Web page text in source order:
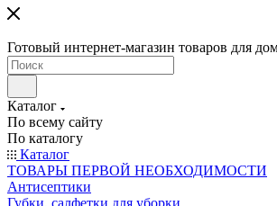
Готовый интернет-магазин товаров для
Каталог
По всему сайту
По каталогу
Каталог
ТОВАРЫ ПЕРВОЙ НЕОБХОДИМОСТИ
Антисептики
Губки, салфетки для уборки